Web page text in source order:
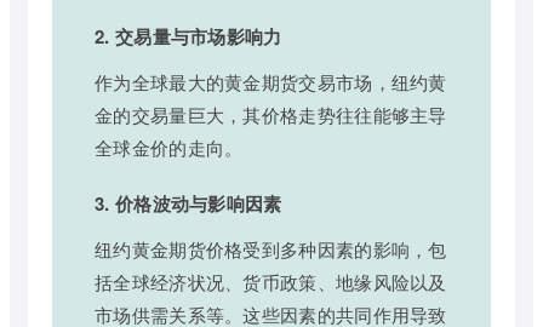
2. 交易量与市场影响力
作为全球最大的黄金期货交易市场，纽约黄
金的交易量巨大，其价格走势往往能够主导
全球金价的走向。
3. 价格波动与影响因素
纽约黄金期货价格受到多种因素的影响，包
括全球经济状况、货币政策、地缘风险以及
市场供需关系等。这些因素的共同作用导致